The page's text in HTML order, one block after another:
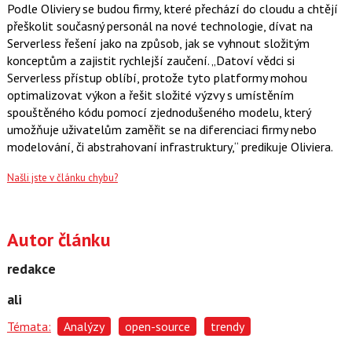
Podle Oliviery se budou firmy, které přechází do cloudu a chtějí
přeškolit současný personál na nové technologie, dívat na
Serverless řešení jako na způsob, jak se vyhnout složitým
konceptům a zajistit rychlejší zaučení. „Datoví vědci si
Serverless přístup oblíbí, protože tyto platformy mohou
optimalizovat výkon a řešit složité výzvy s umístěním
spouštěného kódu pomocí zjednodušeného modelu, který
umožňuje uživatelům zaměřit se na diferenciaci firmy nebo
modelování, či abstrahovaní infrastruktury,“ predikuje Oliviera.
Našli jste v článku chybu?
Autor článku
redakce
ali
Témata: Analýzy open-source trendy